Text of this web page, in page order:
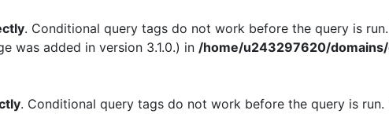
. Conditional query tags do not work before the query is
was added in version 3.1.0.) in /home/u243297620/
. Conditional query tags do not work before the query is